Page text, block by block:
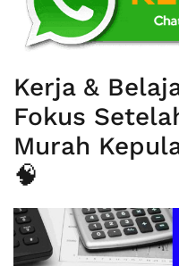
Kerja &
Fokus
Murah
🧠